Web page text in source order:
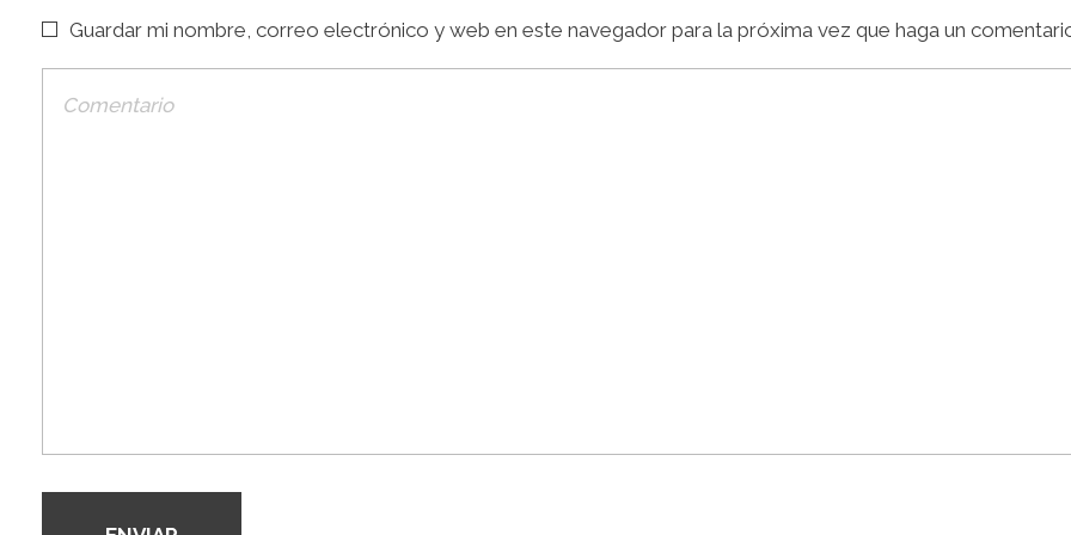
Guardar mi nombre, correo electrónico y web en este navegador para la próxima vez que haga un